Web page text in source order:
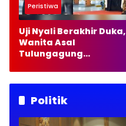
Peristiwa
Uji Nyali Berakhir Duka,
Wanita Asal
Tulungagung
dari Wahana Rumah
Hantu
Politik